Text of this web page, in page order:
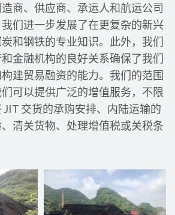
商、供应商、承运人和航运公司
们进一步发展了在更复杂的新兴
和钢铁的专业知识。此外，我们
金融机构的良好关系确保了我们
建贸易融资的能力。我们的范围
可以提供广泛的增值服务，不限
JIT 交货的承购安排、内陆运输的
清关货物、处理增值税或关税条